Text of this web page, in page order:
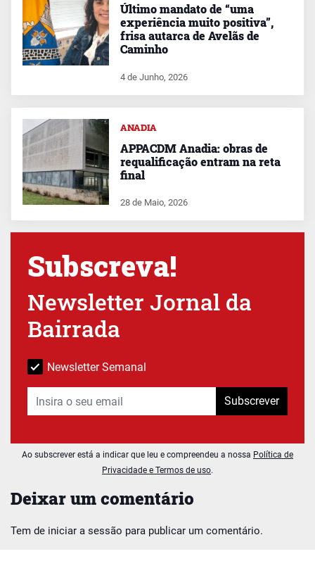
Deixar um comentário
Tem de iniciar a sessão para publicar um comentário.
Último mandato de “uma
experiência muito positiva”,
frisa autarca de Avelãs de
Caminho
4 de Junho, 2026
ANADIA
APPACDM Anadia: obras de
requalificação entram na reta
final
28 de Maio, 2026
Subscreva!
Newsletter Jornal da
Bairrada
Newsletter Semanal
Subscrever
Ao subscrever está a indicar que leu e compreendeu a nossa Política de
Privacidade e Termos de uso.